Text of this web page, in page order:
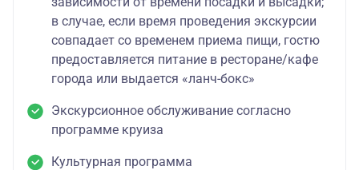
в случае, если время проведения экскурсии
совпадает со временем приема пищи, гостю
предоставляется питание в ресторане/кафе
города или выдается «ланч-бокс»
Экскурсионное обслуживание согласно
программе круиза
Культурная программа